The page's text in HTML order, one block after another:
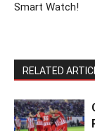
Smart Watch!
RELATED